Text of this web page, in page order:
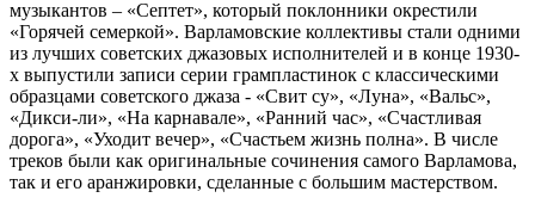
музыкантов – «Септет», который поклонники окрестили
«Горячей семеркой». Варламовские коллективы стали одними
из лучших советских джазовых исполнителей и в конце 1930-
х выпустили записи серии грампластинок с классическими
образцами советского джаза - «Свит су», «Луна», «Вальс»,
«Дикси-ли», «На карнавале», «Ранний час», «Счастливая
дорога», «Уходит вечер», «Счастьем жизнь полна». В числе
треков были как оригинальные сочинения самого Варламова,
так и его аранжировки, сделанные с большим мастерством.